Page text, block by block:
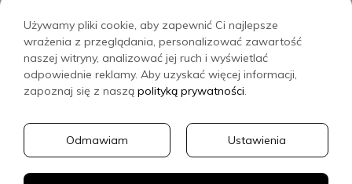
MAIL: biuro@wydawnictwoalbatros.com
COPYRIGHTS
WYDAWNICTWO ALBATROS
CREATED BY 2SIDES.PL
Używamy pliki cookie, aby zapewnić Ci najlepsze
wrażenia z przeglądania, personalizować zawartość
naszej witryny, analizować jej ruch i wyświetlać
odpowiednie reklamy. Aby uzyskać więcej informacji,
zapoznaj się z naszą polityką prywatności.
Ustawienia
Odmawiam